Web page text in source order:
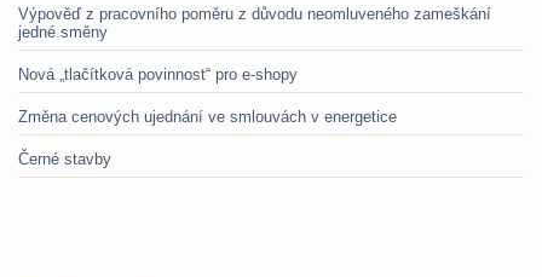
Výpověď z pracovního poměru z důvodu neomluveného zameškání
jedné směny
Nová „tlačítková povinnost“ pro e-shopy
Změna cenových ujednání ve smlouvách v energetice
Černé stavby